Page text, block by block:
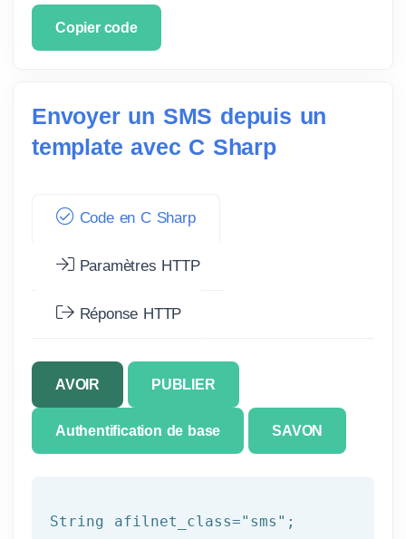
Copier code
Envoyer un SMS depuis un
template avec C Sharp
Code en C Sharp
Paramètres HTTP
Réponse HTTP
AVOIR PUBLIER
Authentification de base SAVON
String afilnet_class="sms" ;